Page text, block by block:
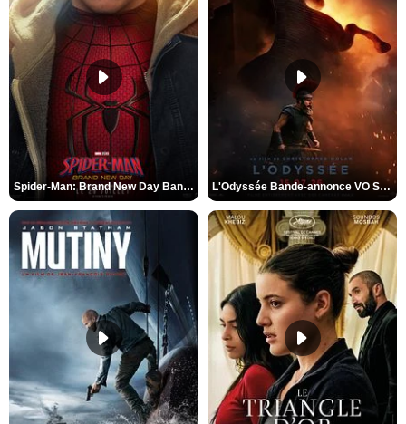
Spider-Man: Brand New Day Bande-annonce VO STFR L'Odyssée Bande-annonce VO STFR